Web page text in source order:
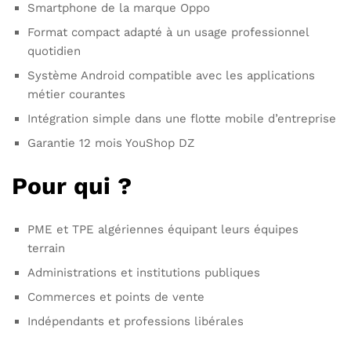
Smartphone de la marque Oppo
Format compact adapté à un usage professionnel
quotidien
Système Android compatible avec les applications
métier courantes
Intégration simple dans une flotte mobile d’entreprise
Garantie 12 mois YouShop DZ
Pour qui ?
PME et TPE algériennes équipant leurs équipes
terrain
Administrations et institutions publiques
Commerces et points de vente
Indépendants et professions libérales